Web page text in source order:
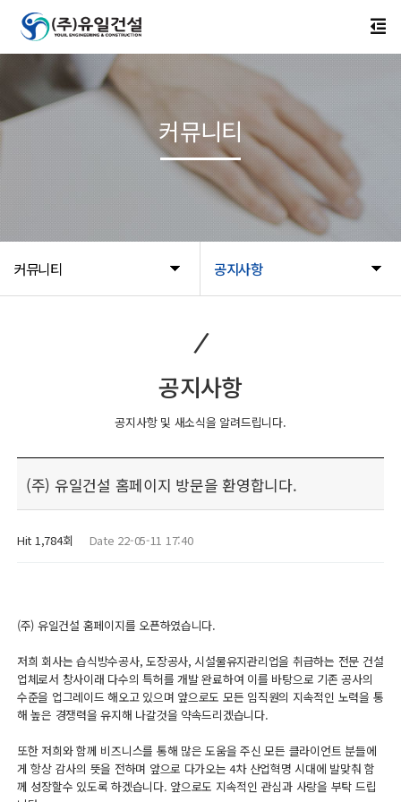
커뮤니티 공지사항
커뮤니티
공지사항
공지사항 및 새소식을 알려드립니다.
(주) 유일건설 홈페이지 방문을 환영합니다.
Hit 1,784회 Date 22-05-11 17:40
(주) 유일건설 홈페이지를 오픈하였습니다.
저희 회사는 습식방수공사, 도장공사, 시설물유지관리업을 취급하는 전문 건설
업체로서 창사이래 다수의 특허를 개발 완료하여 이를 바탕으로 기존 공사의
수준을 업그레이드 해오고 있으며 앞으로도 모든 임직원의 지속적인 노력을 통
해 높은 경쟁력을 유지해 나갈것을 약속드리겠습니다.
또한 저희와 함께 비즈니스를 통해 많은 도움을 주신 모든 클라이언트 분들에
게 항상 감사의 뜻을 전하며 앞으로 다가오는 4차 산업혁명 시대에 발맞춰 함
께 성장할수 있도록 하겠습니다. 앞으로도 지속적인 관심과 사랑을 부탁 드립